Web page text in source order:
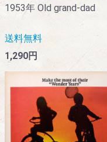
1953年 Old grand-dad
送料無料
1,290円